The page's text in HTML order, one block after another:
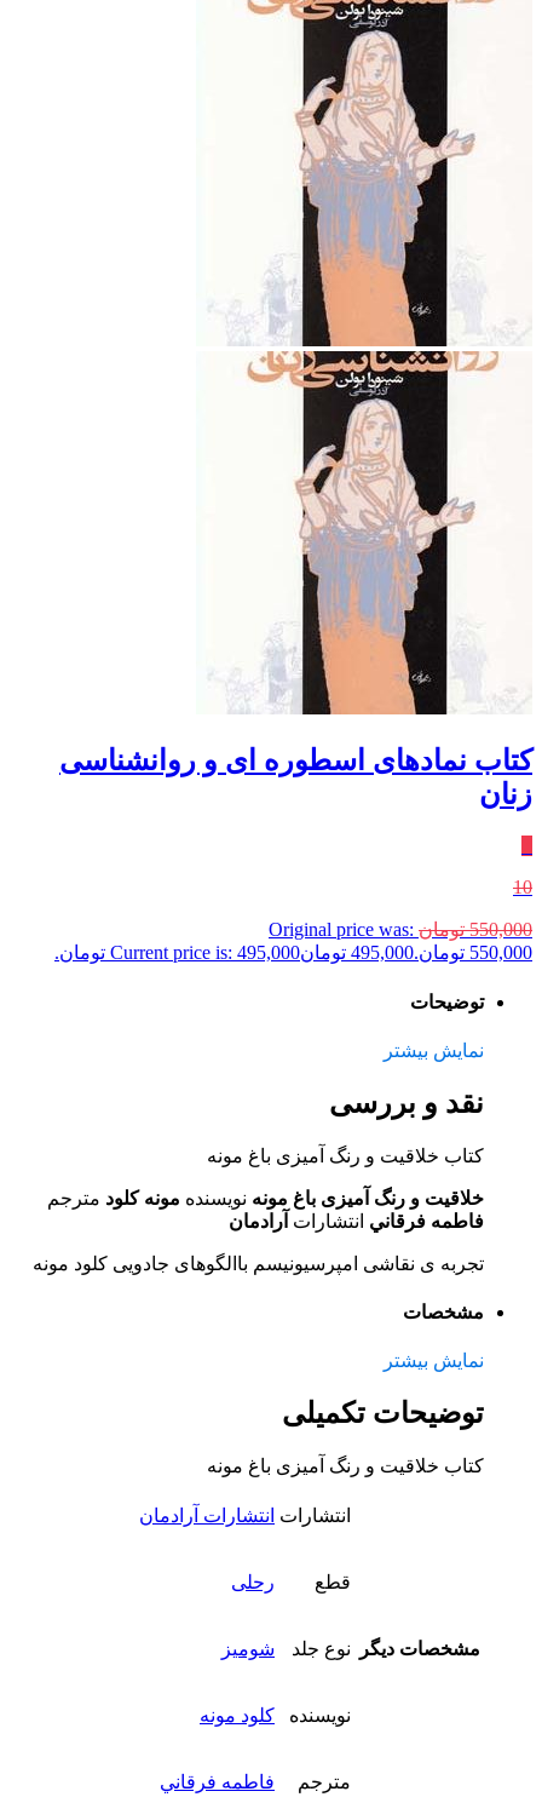
کتاب نمادهای اسطوره ای و روانشناسی
زنان
10
550,000 تومان Original price was:
550,000 تومان.
495,000 تومانCurrent price is: 495,000 تومان.
توضیحات
نمایش بیشتر
نقد و بررسی
کتاب خلاقیت و رنگ آمیزی باغ مونه
خلاقیت و رنگ آمیزی باغ مونه نویسنده مونه كلود مترجم
فاطمه فرقاني انتشارات آرادمان
تجربه ی نقاشی امپرسیونیسم باالگوهای جادویی کلود مونه
مشخصات
نمایش بیشتر
توضیحات تکمیلی
کتاب خلاقیت و رنگ آمیزی باغ مونه
مشخصات دیگر
انتشارات انتشارات آرادمان
قطع رحلی
نوع جلد شومیز
نویسنده کلود مونه
مترجم فاطمه فرقاني